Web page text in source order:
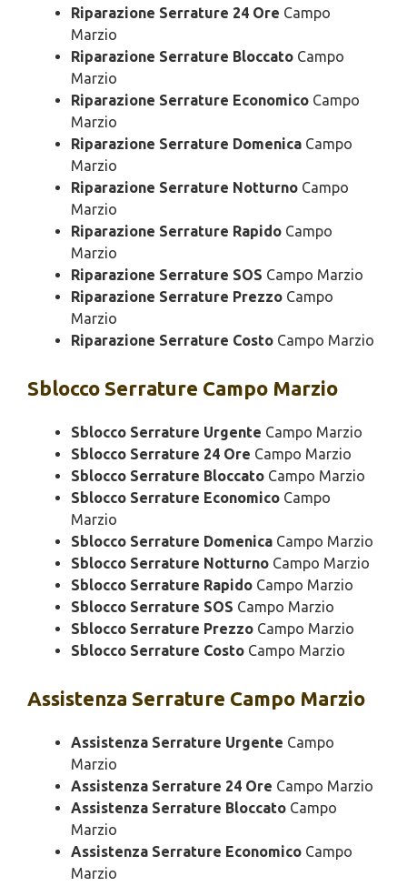
Riparazione Serrature 24 Ore Campo
Marzio
Riparazione Serrature Bloccato Campo
Marzio
Riparazione Serrature Economico Campo
Marzio
Riparazione Serrature Domenica Campo
Marzio
Riparazione Serrature Notturno Campo
Marzio
Riparazione Serrature Rapido Campo
Marzio
Riparazione Serrature SOS Campo Marzio
Riparazione Serrature Prezzo Campo
Marzio
Riparazione Serrature Costo Campo Marzio
Sblocco Serrature Campo Marzio
Sblocco Serrature Urgente Campo Marzio
Sblocco Serrature 24 Ore Campo Marzio
Sblocco Serrature Bloccato Campo Marzio
Sblocco Serrature Economico Campo
Marzio
Sblocco Serrature Domenica Campo Marzio
Sblocco Serrature Notturno Campo Marzio
Sblocco Serrature Rapido Campo Marzio
Sblocco Serrature SOS Campo Marzio
Sblocco Serrature Prezzo Campo Marzio
Sblocco Serrature Costo Campo Marzio
Assistenza Serrature Campo Marzio
Assistenza Serrature Urgente Campo
Marzio
Assistenza Serrature 24 Ore Campo Marzio
Assistenza Serrature Bloccato Campo
Marzio
Assistenza Serrature Economico Campo
Marzio